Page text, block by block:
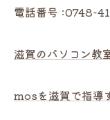
電話番号 :0748-
滋賀のパソコン教
mosを滋賀で指導